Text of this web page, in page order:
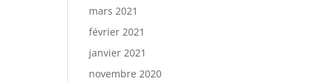
mars 2021
février 2021
janvier 2021
novembre 2020